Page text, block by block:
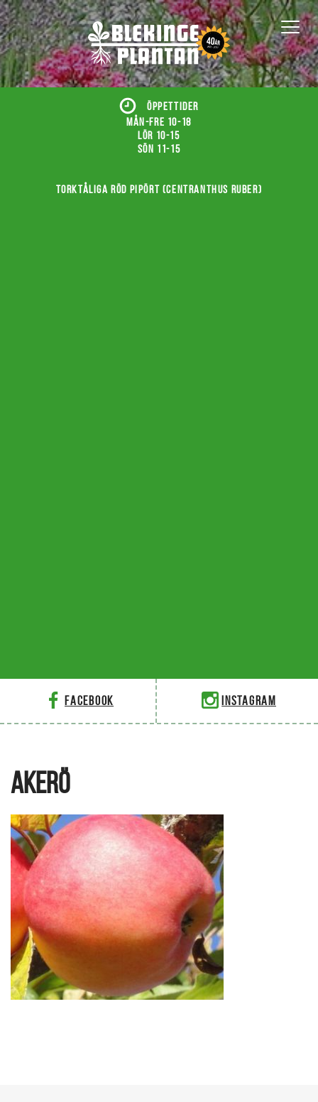
ÖPPETTIDER
Mån-fre 10-18
Lör 10-15
Sön 11-15
Torktåliga röd pipört (Centranthus ruber)
Facebook Instagram
AKERÖ